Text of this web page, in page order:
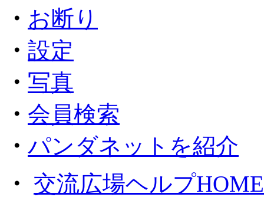
・ お断り
・ 設定
・ 写真
・ 会員検索
・ パンダネットを紹介
・ 交流広場ヘルプHOME